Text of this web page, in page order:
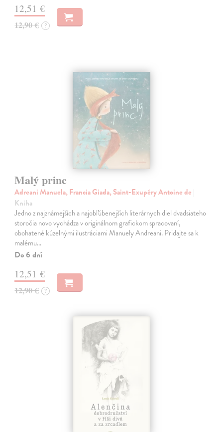
12,51 €
12,90 € ?
Malý princ
Adreani Manuela, Francia Giada, Saint-Exupéry Antoine de |
Kniha
Jedno z najznámejších a najobľúbenejších literárnych diel dvadsiateho
storočia novo vychádza v originálnom grafickom spracovaní,
obohatené kúzelnými ilustráciami Manuely Andreani. Pridajte sa k
malému…
Do 6 dní
12,51 €
12,90 € ?